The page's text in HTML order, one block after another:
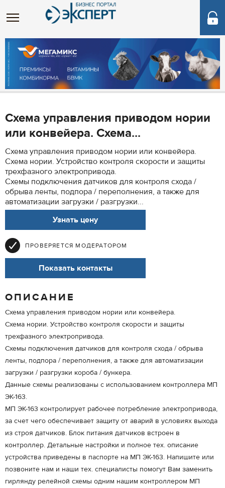
Схема управления приводом нории
или конвейера. Схема...
Схема управления приводом нории или конвейера.
Схема нории. Устройство контроля скорости и защиты
трехфазного электропривода.
Схемы подключения датчиков для контроля схода /
обрыва ленты, подпора / переполнения, а также для
автоматизации загрузки / разгрузки...
Узнать цену
ПРОВЕРЯЕТСЯ МОДЕРАТОРОМ
Показать контакты
ОПИСАНИЕ
Схема управления приводом нории или конвейера.
Схема нории. Устройство контроля скорости и защиты
трехфазного электропривода.
Схемы подключения датчиков для контроля схода / обрыва
ленты, подпора / переполнения, а также для автоматизации
загрузки / разгрузки короба / бункера.
Данные схемы реализованы с использованием контроллера МП
ЭК-163.
МП ЭК-163 контролирует рабочее потребление электропривода,
за счет чего обеспечивает защиту от аварий в условиях выхода
из строя датчиков. Блок питания датчиков встроен в
контроллер. Детальные настройки и полное тех. описание
устройства приведены в паспорте на МП ЭК-163. Напишите или
позвоните нам и наши тех. специалисты помогут Вам заменить
гирлянду релейной схемы одним нашим контроллером МП